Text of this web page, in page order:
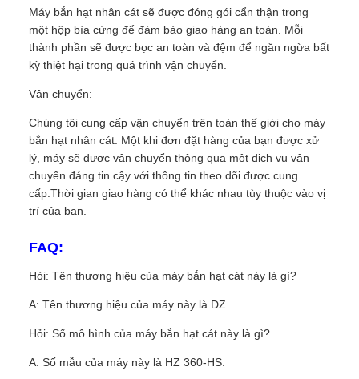
Máy bắn hạt nhân cát sẽ được đóng gói cẩn thận trong
một hộp bìa cứng để đảm bảo giao hàng an toàn. Mỗi
thành phần sẽ được bọc an toàn và đệm để ngăn ngừa bất
kỳ thiệt hại trong quá trình vận chuyển.
Vận chuyển:
Chúng tôi cung cấp vận chuyển trên toàn thế giới cho máy
bắn hạt nhân cát. Một khi đơn đặt hàng của bạn được xử
lý, máy sẽ được vận chuyển thông qua một dịch vụ vận
chuyển đáng tin cậy với thông tin theo dõi được cung
cấp.Thời gian giao hàng có thể khác nhau tùy thuộc vào vị
trí của bạn.
FAQ:
Hỏi: Tên thương hiệu của máy bắn hạt cát này là gì?
A: Tên thương hiệu của máy này là DZ.
Hỏi: Số mô hình của máy bắn hạt cát này là gì?
A: Số mẫu của máy này là HZ 360-HS.